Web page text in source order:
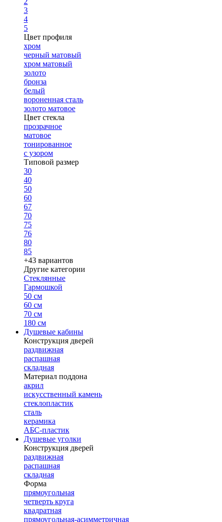
3
4
5
Цвет профиля
хром
черный матовый
хром матовый
золото
бронза
белый
вороненная сталь
золото матовое
Цвет стекла
прозрачное
матовое
тонированное
с узором
Типовой размер
30
40
50
60
67
70
75
76
80
85
+43 вариантов
Другие категории
Стеклянные
Гармошкой
50 см
60 см
70 см
180 см
Душевые кабины
Конструкция дверей
раздвижная
распашная
складная
Материал поддона
акрил
искусственный камень
стеклопластик
сталь
керамика
АБС-пластик
Душевые уголки
Конструкция дверей
раздвижная
распашная
складная
Форма
прямоугольная
четверть круга
квадратная
прямоугольная-асимметричная